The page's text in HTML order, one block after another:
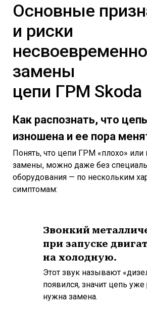
Основные
и риски
замены
цепи ГРМ Skoda
Как распознать, что
изношена и ее пора
Понять, что цепи ГРМ «плохо» или
замены, можно даже без
оборудования — по нескольким
симптомам:
Звонкий
при запуске
на холодную.
Этот звук называют
появился, значит цепь уже
нужна замена.